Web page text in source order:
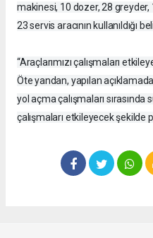
makinesi, 10 dozer, 28
23 servis aracının kullanıldığı
“Araçlarımızı çalışmaları
Öte yandan, yapılan
yol açma çalışmaları sırasında
çalışmaları etkileyecek şekilde